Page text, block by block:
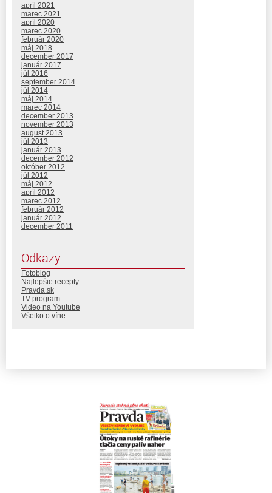
apríl 2021
marec 2021
apríl 2020
marec 2020
február 2020
máj 2018
december 2017
január 2017
júl 2016
september 2014
júl 2014
máj 2014
marec 2014
december 2013
november 2013
august 2013
júl 2013
január 2013
december 2012
október 2012
júl 2012
máj 2012
apríl 2012
marec 2012
február 2012
január 2012
december 2011
Odkazy
Fotoblog
Najlepšie recepty
Pravda.sk
TV program
Video na Youtube
Všetko o víne